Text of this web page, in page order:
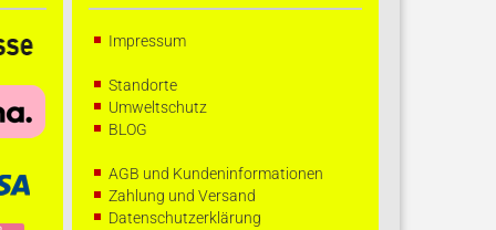
Impressum
Standorte
Umweltschutz
BLOG
AGB und Kundeninformationen
Zahlung und Versand
Datenschutzerklärung